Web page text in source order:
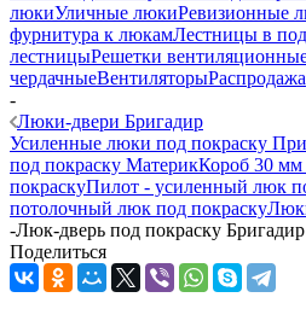
люкиУличные люкиРевизионные
фурнитура к люкамЛестницы в
лестницыРешетки
чердачныеВентиляторыРаспродажа
-
Люки-двери Бригадир
Усиленные люки под покраску
под покраску МатерикКороб 30 мм
покраскуПилот - усиленный люк
потолочный люк под покраску
-Люк-дверь под покраску
Поделиться